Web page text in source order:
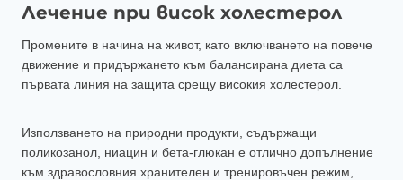
Лечение при висок холестерол
Промените в начина на живот, като включването на повече
движение и придържането към балансирана диета са
първата линия на защита срещу високия холестерол.
Използването на природни продукти, съдържащи
поликозанол, ниацин и бета-глюкан е отлично допълнение
към здравословния хранителен и тренировъчен режим,